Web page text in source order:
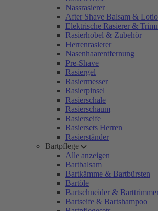
Nassrasierer
After Shave Balsam &
Elektrische Rasierer &
Rasierhobel & Zubehör
Herrenrasierer
Nasenhaarentfernung
Pre-Shave
Rasiergel
Rasiermesser
Rasierpinsel
Rasierschale
Rasierschaum
Rasierseife
Rasiersets Herren
Rasierständer
Bartpflege
Alle anzeigen
Bartbalsam
Bartkämme & Bartbürsten
Bartöle
Bartschneider &
Bartseife & Bartshampoo